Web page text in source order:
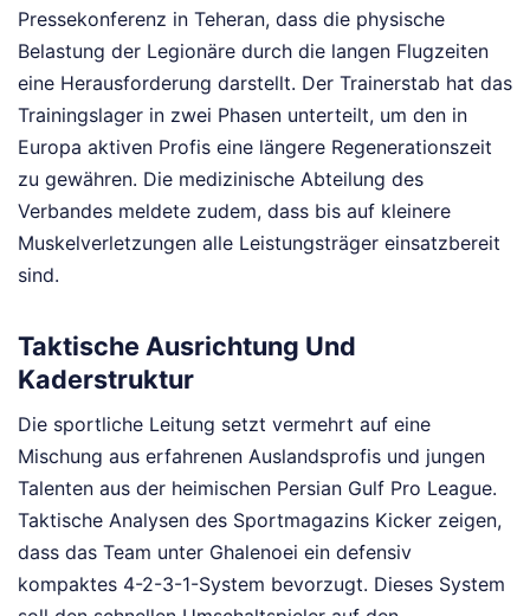
Pressekonferenz in Teheran, dass die physische
Belastung der Legionäre durch die langen Flugzeiten
eine Herausforderung darstellt. Der Trainerstab hat das
Trainingslager in zwei Phasen unterteilt, um den in
Europa aktiven Profis eine längere Regenerationszeit
zu gewähren. Die medizinische Abteilung des
Verbandes meldete zudem, dass bis auf kleinere
Muskelverletzungen alle Leistungsträger einsatzbereit
sind.
Taktische Ausrichtung Und
Kaderstruktur
Die sportliche Leitung setzt vermehrt auf eine
Mischung aus erfahrenen Auslandsprofis und jungen
Talenten aus der heimischen Persian Gulf Pro League.
Taktische Analysen des Sportmagazins Kicker zeigen,
dass das Team unter Ghalenoei ein defensiv
kompaktes 4-2-3-1-System bevorzugt. Dieses System